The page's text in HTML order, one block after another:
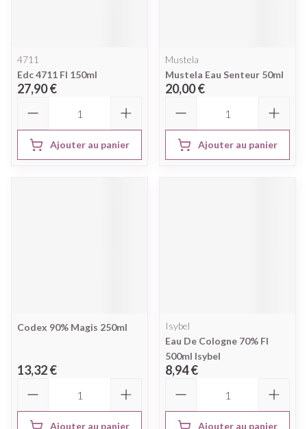
4711
Edc 4711 Fl 150ml
27,90 €
Ajouter au panier
Mustela
Mustela Eau Senteur 50ml
20,00 €
Ajouter au panier
Codex 90% Magis 250ml
13,32 €
Ajouter au panier
Isybel
Eau De Cologne 70% Fl
500ml Isybel
8,94 €
Ajouter au panier